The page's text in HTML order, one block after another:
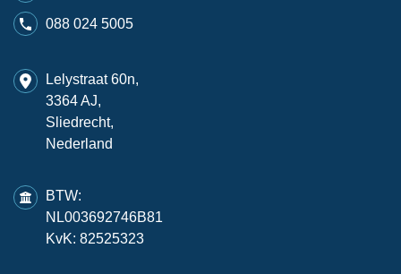
088 024 5005
Lelystraat 60n,
3364 AJ,
Sliedrecht,
Nederland
BTW:
NL003692746B81
KvK: 82525323